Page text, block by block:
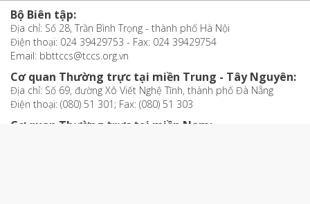
Bộ Biên tập:
Địa chỉ: Số 28, Trần Bình Trọng - thành phố Hà Nội
Điện thoại: 024 39429753 - Fax: 024 39429754
Email: bbttccs@tccs.org.vn
Cơ quan Thường trực tại miền Trung - Tây Nguyên:
Địa chỉ: Số 69, đường Xô Viết Nghệ Tĩnh, thành phố Đà Nẵng
Điện thoại: (080) 51 301; Fax: (080) 51 303
Cơ quan Thường trực tại miền Nam: